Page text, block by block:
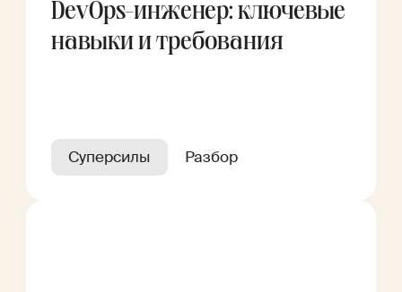
DevOps-инженер: ключевые
навыки и требования
Суперсилы Разбор